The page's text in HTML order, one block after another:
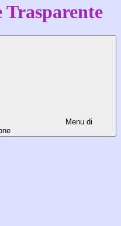
Menu di